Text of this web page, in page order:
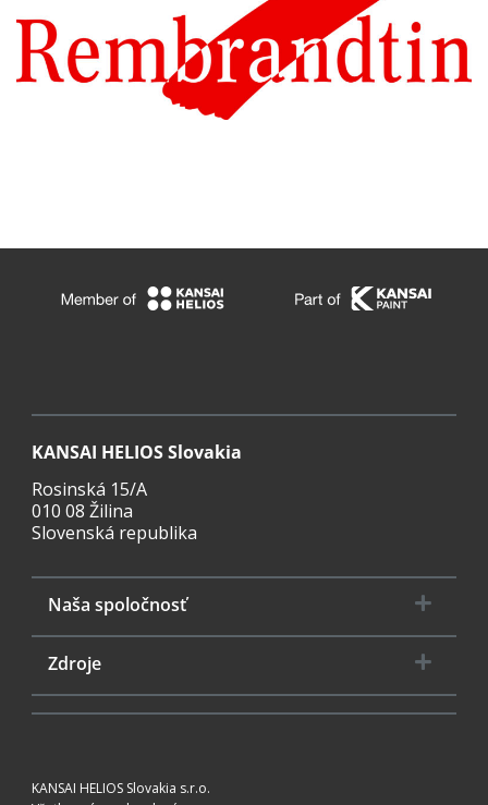
KANSAI HELIOS Slovakia
Rosinská 15/A
010 08 Žilina
Slovenská republika
Naša spoločnosť
Zdroje
KANSAI HELIOS Slovakia s.r.o.